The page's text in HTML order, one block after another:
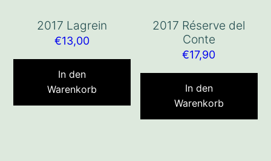
2017 Lagrein
€13,00
In den
Warenkorb
2017 Réserve del
Conte
€17,90
In den
Warenkorb